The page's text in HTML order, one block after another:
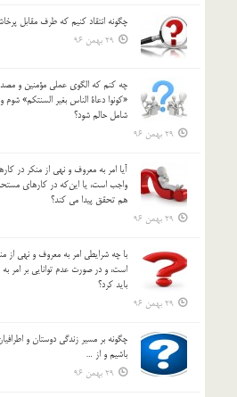
چگونه انتقاد كنيم كه طرف مقابل
29 بهمن 96
چه كنم كه الگوي عملي مؤمنين و
«كونوا دعاة الناس بغير السنتكم» شوم
شامل حالم شود؟
29 بهمن 96
آيا امر به معروف و نهي از منكر در
واجب است، يا اين‌كه در كارهاي
هم تحقق پيدا مي كند؟
29 بهمن 96
با چه شرايطي امر به معروف و نهي از
است، و در صورت عدم توانايي بر امر
بايد کرد؟
29 بهمن 96
چگونه بر مسير زندگي دوستان و
باشيم و از …
29 بهمن 96